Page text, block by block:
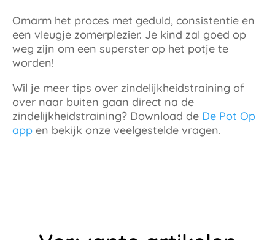
Omarm het proces met geduld, consistentie en
een vleugje zomerplezier. Je kind zal goed op
weg zijn om een superster op het potje te
worden!
Wil je meer tips over zindelijkheidstraining of
over naar buiten gaan direct na de
zindelijkheidstraining? Download de De Pot Op
app en bekijk onze veelgestelde vragen.